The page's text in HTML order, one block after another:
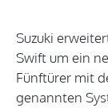
Suzuki
Swift um ein
Fünftürer mit
genannten